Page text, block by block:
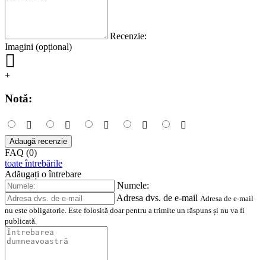
Recenzie:
Imagini (opțional)
+
Notă:
Adaugă recenzie
FAQ (0)
toate întrebările
Adăugați o întrebare
Numele:
Adresa dvs. de e-mail Adresa de e-mail
nu este obligatorie. Este folosită doar pentru a trimite un răspuns și nu va fi
publicată.